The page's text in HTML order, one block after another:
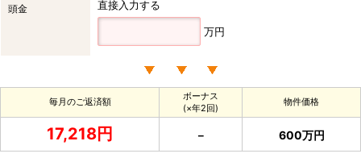
頭金 直接入力する
万円
毎月のご返済額
ボーナス
(×年2回)
物件価格
17,218円 － 600万円